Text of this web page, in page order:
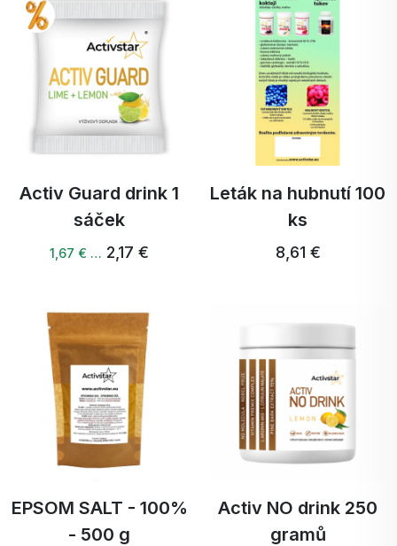
Activ Guard drink 1
sáček
1,67 € … 2,17 €
Leták na hubnutí 100
ks
8,61 €
EPSOM SALT - 100%
- 500 g
Activ NO drink 250
gramů